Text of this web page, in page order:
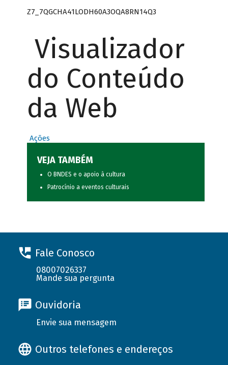
Z7_7QGCHA41LODH60A3OQA8RN14Q3
Visualizador
do Conteúdo
da Web
Ações
VEJA TAMBÉM
O BNDES e o apoio à cultura
Patrocínio a eventos culturais
Fale Conosco
08007026337
Mande sua pergunta
Ouvidoria
Envie sua mensagem
Outros telefones e endereços